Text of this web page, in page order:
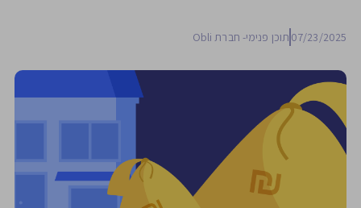
07/23/2025 תוכן פנימי- חברת Obli